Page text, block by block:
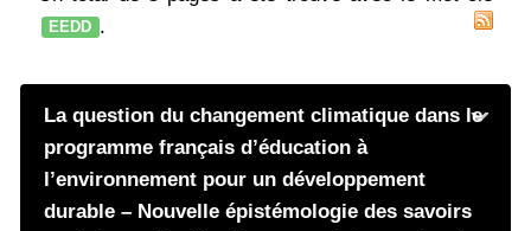
EEDD .
La question du changement climatique dans le
programme français d’éducation à
l’environnement pour un développement
durable – Nouvelle épistémologie des savoirs